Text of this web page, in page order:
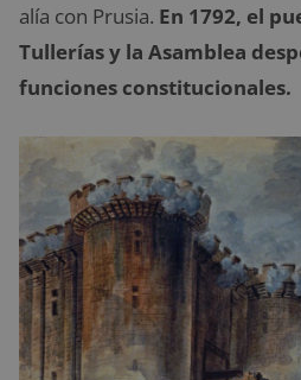
alía con Prusia. En 1792, el
Tullerías y la Asamblea
funciones constitucionales.